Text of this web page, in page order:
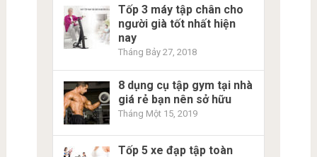
Tốp 3 máy tập chân cho
người già tốt nhất hiện
nay
Tháng Bảy 27, 2018
8 dụng cụ tập gym tại nhà
giá rẻ bạn nên sở hữu
Tháng Một 15, 2019
Tốp 5 xe đạp tập toàn